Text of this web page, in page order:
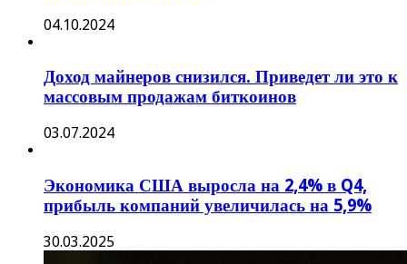
04.10.2024
Доход майнеров снизился. Приведет ли это к
массовым продажам биткоинов
03.07.2024
Экономика США выросла на 2,4% в Q4,
прибыль компаний увеличилась на 5,9%
30.03.2025